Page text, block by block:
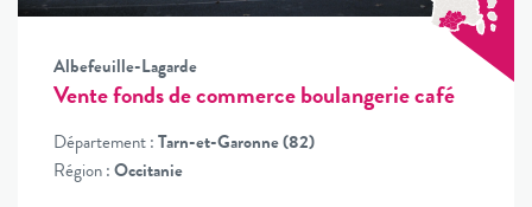
Albefeuille-Lagarde
Vente fonds de commerce boulangerie café
Département :Tarn-et-Garonne (82)
Région :Occitanie